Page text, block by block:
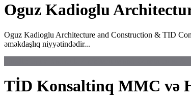
Oguz Kadioglu
Oguz Kadioglu Architecture and Construction & TID
əməkdaşlıq niyyətindədir...
TİD Konsaltinq MMC və